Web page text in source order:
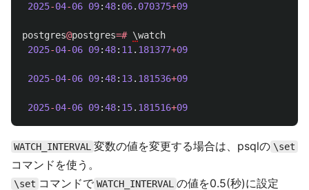
2025-04-06 09:48: 06. 070375+09
postgres@postgres=# \watch
2025-04-06 09:48: 11 . 181377+09
2025-04-06 09:48: 13. 181536+09
2025-04-06 09:48: 15. 181516+09
WATCH_INTERVAL 変数の値を変更する場合は、psqlの \set
コマンドを使う。
\set コマンドで WATCH_INTERVAL の値を0.5(秒)に設定